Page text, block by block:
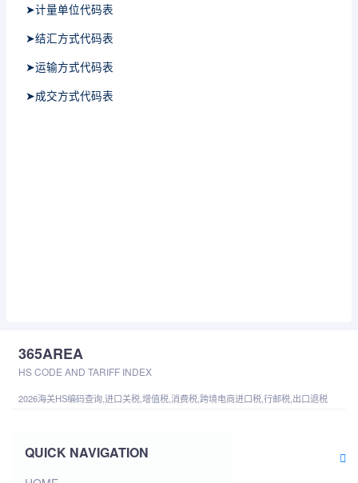
➤计量单位代码表
➤结汇方式代码表
➤运输方式代码表
➤成交方式代码表
365AREA
HS CODE AND TARIFF INDEX
2026海关HS编码查询,进口关税,增值税,消费税,跨境电商进口税,行邮税,出口退税
QUICK NAVIGATION